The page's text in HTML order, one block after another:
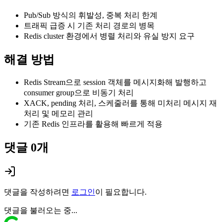
Pub/Sub 방식의 휘발성, 중복 처리 한계
트래픽 급증 시 기존 처리 경로의 병목
Redis cluster 환경에서 병렬 처리와 유실 방지 요구
해결 방법
Redis Stream으로 session 객체를 메시지화해 발행하고
consumer group으로 비동기 처리
XACK, pending 처리, 스케줄러를 통해 미처리 메시지 재
처리 및 메모리 관리
기존 Redis 인프라를 활용해 빠르게 적용
댓글 0개
댓글을 작성하려면 로그인이 필요합니다.
댓글을 불러오는 중...